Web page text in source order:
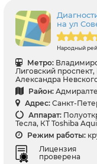
на ул
Народный
Метро:
Лиговский
Александра
Район:
Адрес: Санкт-
Аппарат:
Тесла, КТ Toshiba
Режим работы:
Лицензия
проверена